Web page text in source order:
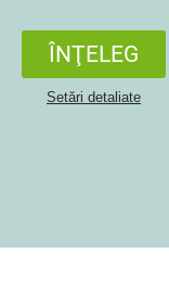
ÎNŢELEG
Setări detaliate